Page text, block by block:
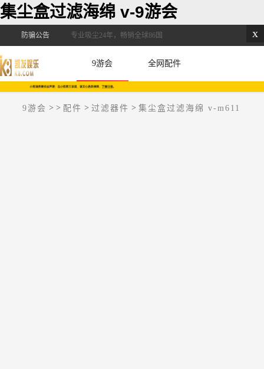
集尘盒过滤海绵 v-9游会
x
防骗公告 专业吸尘24年，畅销全球86国
9游会 全网配件
9游会 > > 配件 > 过滤器件 > 集尘盒过滤海绵 v-m611